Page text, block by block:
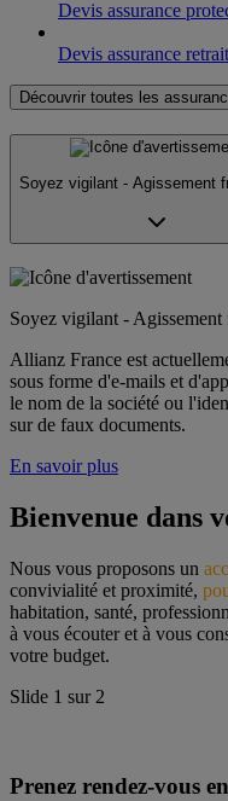
Devis assurance
Devis assurance
Découvrir toutes les
Soyez vigilant - Agissement
Soyez vigilant - Agissement
Allianz France est
sous forme d'e-mails et
le nom de la société ou
sur de faux documents.
En savoir plus
Bienvenue dans
Nous vous proposons un
convivialité et proximité,
habitation, santé,
à vous écouter et à vous
votre budget.
Slide 1 sur 2
Prenez rendez-vous